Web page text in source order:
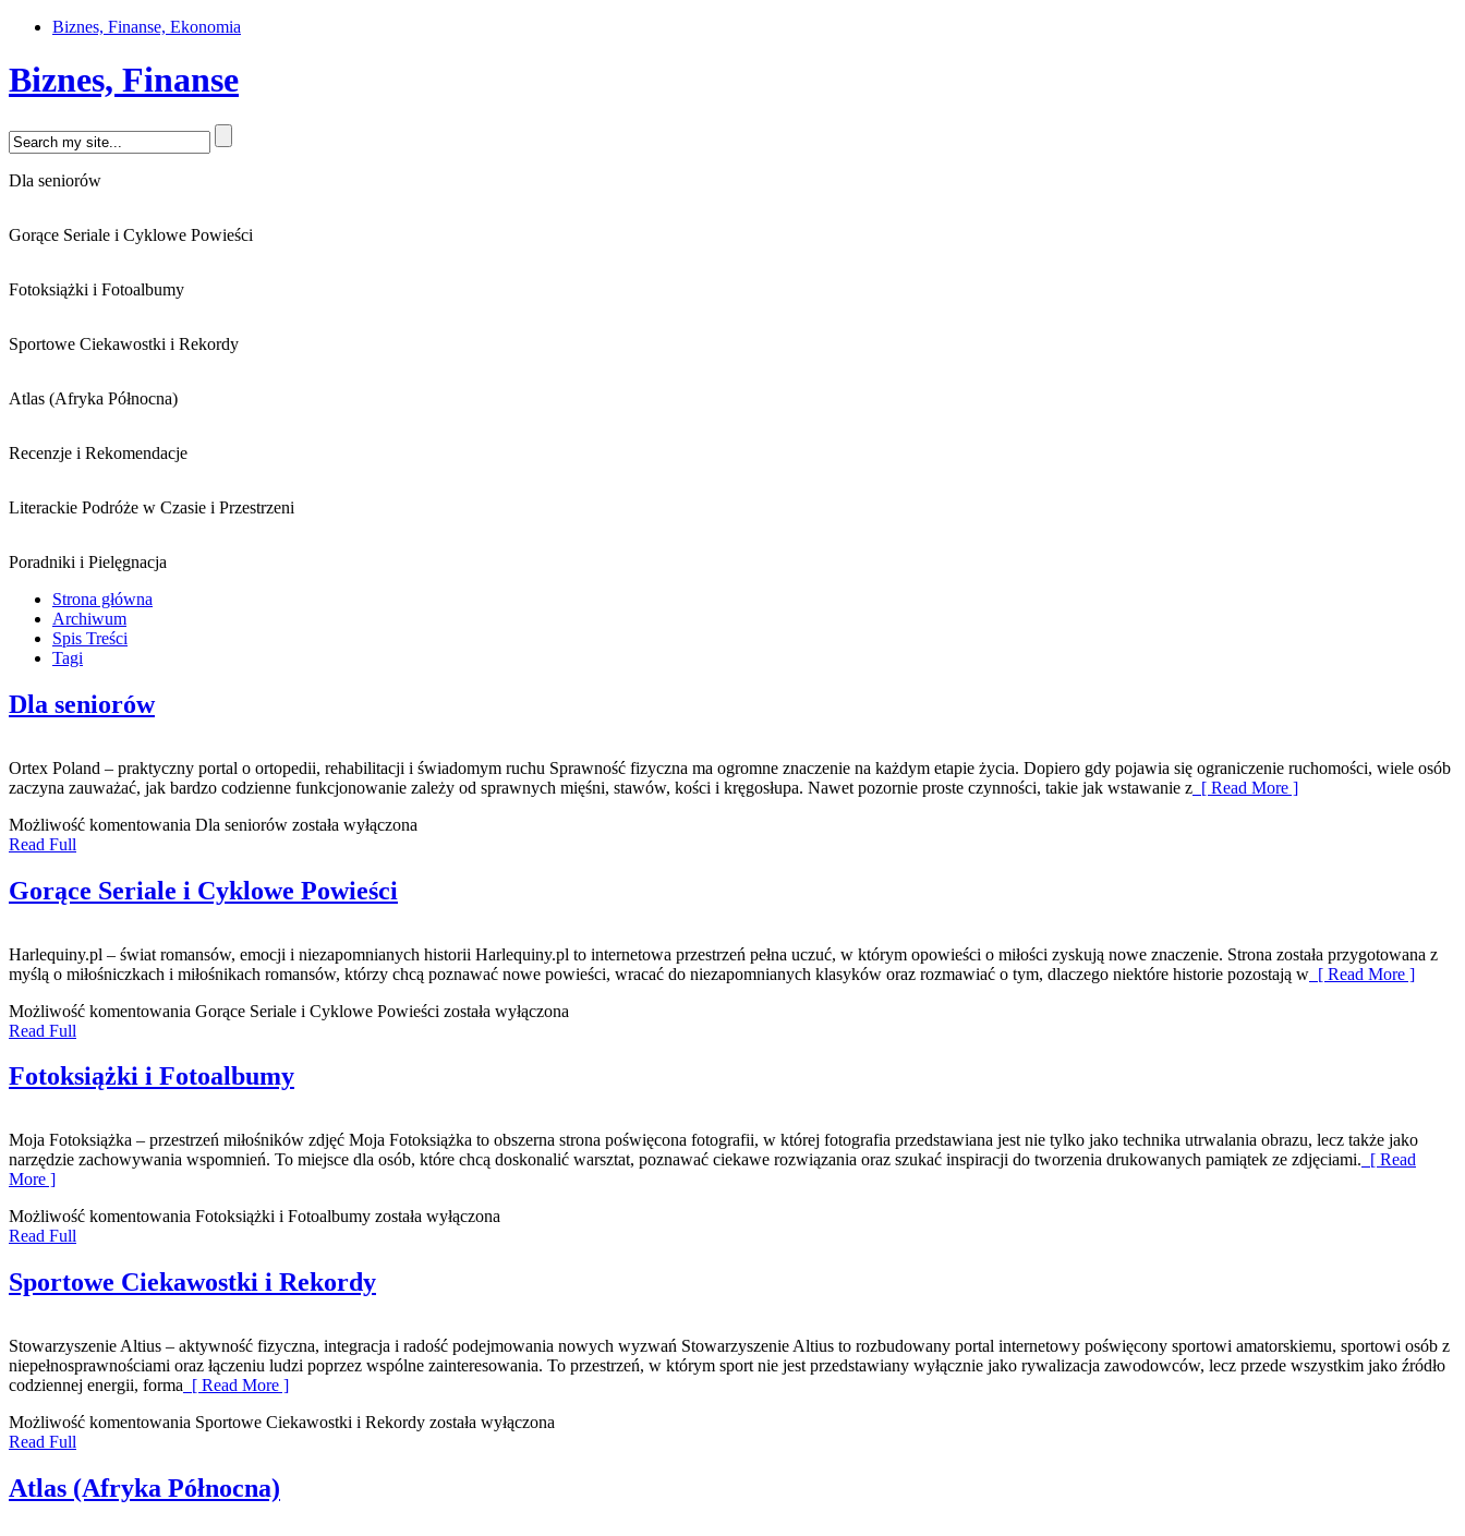
Biznes, Finanse, Ekonomia
Biznes, Finanse
Dla seniorów
Gorące Seriale i Cyklowe Powieści
Fotoksiążki i Fotoalbumy
Sportowe Ciekawostki i Rekordy
Atlas (Afryka Północna)
Recenzje i Rekomendacje
Literackie Podróże w Czasie i Przestrzeni
Poradniki i Pielęgnacja
Strona główna
Archiwum
Spis Treści
Tagi
Dla seniorów
Ortex Poland – praktyczny portal o ortopedii, rehabilitacji i świadomym ruchu Sprawność fizyczna ma ogromne znaczenie na każdym etapie życia. Dopiero gdy pojawia się ograniczenie ruchomości, wiele osób
zaczyna zauważać, jak bardzo codzienne funkcjonowanie zależy od sprawnych mięśni, stawów, kości i kręgosłupa. Nawet pozornie proste czynności, takie jak wstawanie z [ Read More ]
Możliwość komentowania Dla seniorów została wyłączona
Read Full
Gorące Seriale i Cyklowe Powieści
Harlequiny.pl – świat romansów, emocji i niezapomnianych historii Harlequiny.pl to internetowa przestrzeń pełna uczuć, w którym opowieści o miłości zyskują nowe znaczenie. Strona została przygotowana z
myślą o miłośniczkach i miłośnikach romansów, którzy chcą poznawać nowe powieści, wracać do niezapomnianych klasyków oraz rozmawiać o tym, dlaczego niektóre historie pozostają w [ Read More ]
Możliwość komentowania Gorące Seriale i Cyklowe Powieści została wyłączona
Read Full
Fotoksiążki i Fotoalbumy
Moja Fotoksiążka – przestrzeń miłośników zdjęć Moja Fotoksiążka to obszerna strona poświęcona fotografii, w której fotografia przedstawiana jest nie tylko jako technika utrwalania obrazu, lecz także jako
narzędzie zachowywania wspomnień. To miejsce dla osób, które chcą doskonalić warsztat, poznawać ciekawe rozwiązania oraz szukać inspiracji do tworzenia drukowanych pamiątek ze zdjęciami. [ Read
More ]
Możliwość komentowania Fotoksiążki i Fotoalbumy została wyłączona
Read Full
Sportowe Ciekawostki i Rekordy
Stowarzyszenie Altius – aktywność fizyczna, integracja i radość podejmowania nowych wyzwań Stowarzyszenie Altius to rozbudowany portal internetowy poświęcony sportowi amatorskiemu, sportowi osób z
niepełnosprawnościami oraz łączeniu ludzi poprzez wspólne zainteresowania. To przestrzeń, w którym sport nie jest przedstawiany wyłącznie jako rywalizacja zawodowców, lecz przede wszystkim jako źródło
codziennej energii, forma [ Read More ]
Możliwość komentowania Sportowe Ciekawostki i Rekordy została wyłączona
Read Full
Atlas (Afryka Północna)